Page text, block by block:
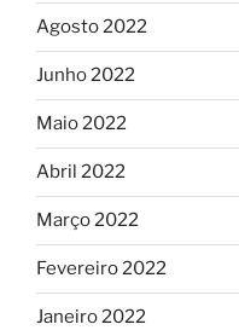
Agosto 2022
Junho 2022
Maio 2022
Abril 2022
Março 2022
Fevereiro 2022
Janeiro 2022